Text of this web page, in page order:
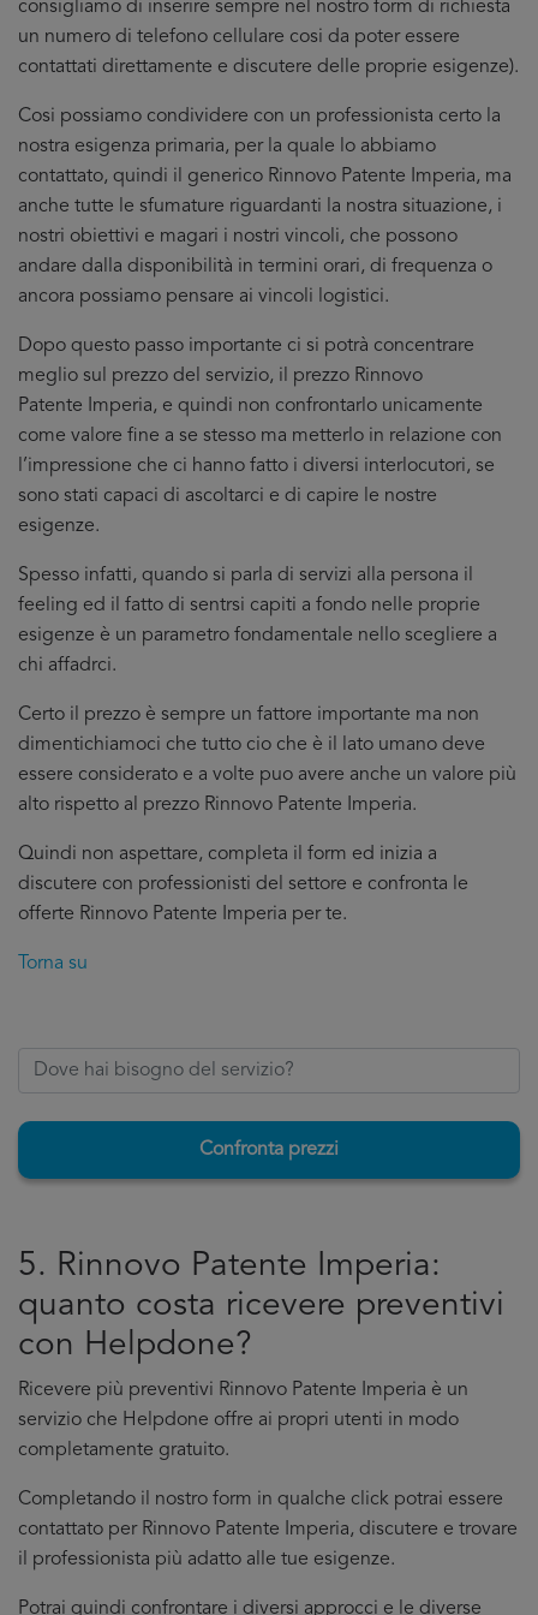
consigliamo di inserire sempre nel nostro form di richiesta
un numero di telefono cellulare cosi da poter essere
contattati direttamente e discutere delle proprie esigenze).
Cosi possiamo condividere con un professionista certo la
nostra esigenza primaria, per la quale lo abbiamo
contattato, quindi il generico Rinnovo Patente Imperia, ma
anche tutte le sfumature riguardanti la nostra situazione, i
nostri obiettivi e magari i nostri vincoli, che possono
andare dalla disponibilità in termini orari, di frequenza o
ancora possiamo pensare ai vincoli logistici.
Dopo questo passo importante ci si potrà concentrare
meglio sul prezzo del servizio, il prezzo Rinnovo
Patente Imperia, e quindi non confrontarlo unicamente
come valore fine a se stesso ma metterlo in relazione con
l’impressione che ci hanno fatto i diversi interlocutori, se
sono stati capaci di ascoltarci e di capire le nostre
esigenze.
Spesso infatti, quando si parla di servizi alla persona il
feeling ed il fatto di sentrsi capiti a fondo nelle proprie
esigenze è un parametro fondamentale nello scegliere a
chi affadrci.
Certo il prezzo è sempre un fattore importante ma non
dimentichiamoci che tutto cio che è il lato umano deve
essere considerato e a volte puo avere anche un valore più
alto rispetto al prezzo Rinnovo Patente Imperia.
Quindi non aspettare, completa il form ed inizia a
discutere con professionisti del settore e confronta le
offerte Rinnovo Patente Imperia per te.
Torna su
Confronta prezzi
5. Rinnovo Patente Imperia:
quanto costa ricevere preventivi
con Helpdone?
Ricevere più preventivi Rinnovo Patente Imperia è un
servizio che Helpdone offre ai propri utenti in modo
completamente gratuito.
Completando il nostro form in qualche click potrai essere
contattato per Rinnovo Patente Imperia, discutere e trovare
il professionista più adatto alle tue esigenze.
Potrai quindi confrontare i diversi approcci e le diverse